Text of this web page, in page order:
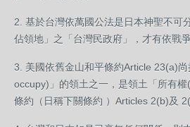
2. 基於台灣依萬國公法是日本神聖不可
佔領地」之「台灣民政府」，才有依戰
3. 美國依舊金山和平條約Article 23(a)
occupy)」的領土之一，是領土「所有
條約（日稱下關條約 ）Articles 2(b)及